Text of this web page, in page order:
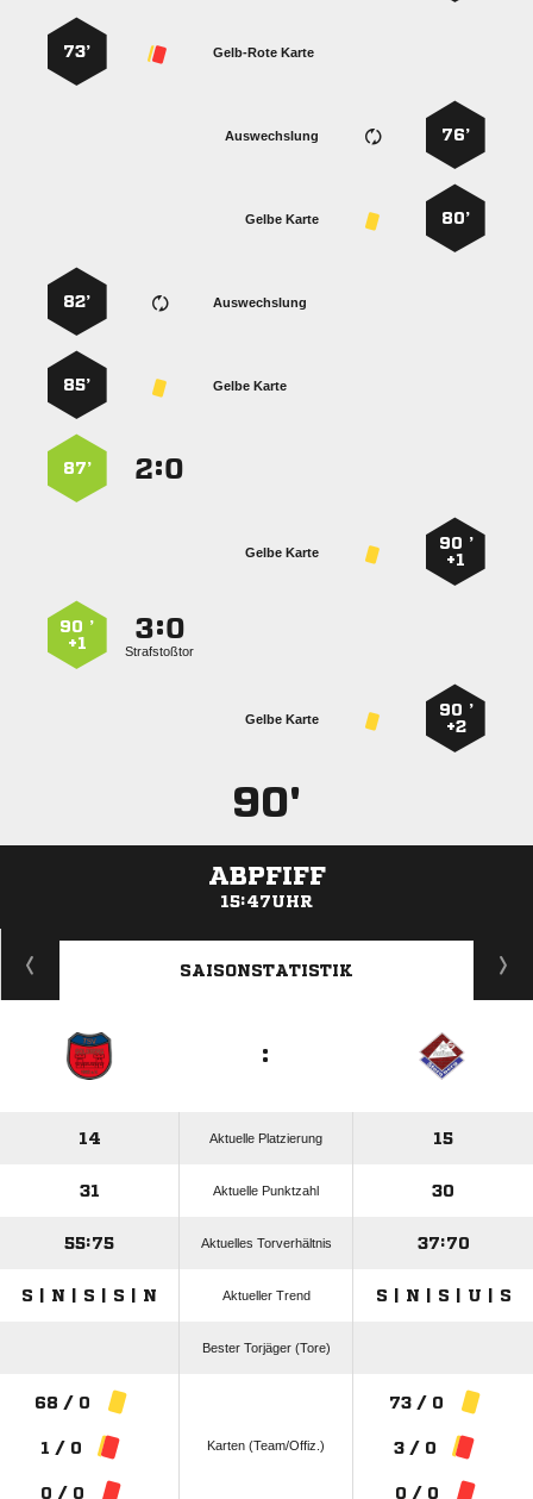
Gelb-Rote Karte
73’
76’
Auswechslung
80’
Gelbe Karte
Auswechslung
82’
Gelbe Karte
85’
:
87’
90 ’
+1
Gelbe Karte
:
Strafstoßtor
90 ’
+1
90 ’
+2
Gelbe Karte
90'
ABPFIFF
15:47UHR
ANZEIGE
SAISONSTATISTIK
:
14 Aktuelle Platzierung 15
31 Aktuelle Punktzahl 30
55:75 Aktuelles Torverhältnis 37:70
S | N | S | S | N Aktueller Trend S | N | S | U | S
Bester Torjäger (Tore)
68 / 0
1 / 0
0 / 0
Karten (Team/Offiz.)
73 / 0
3 / 0
0 / 0